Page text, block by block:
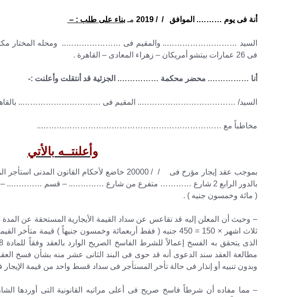
أنة فى يوم ………. الموافق / / 2019 مـ بناء على طلب : –
السيد ……………………….. والمقيم فى ………………….. ومحله المختار مكتب
فى 26 عمارات بيتشو أمريكان – زهراء المعادى – القاهرة .
أنا ……………. محضر محكمة ……………. الجزئية قد أنتقلت وأعلنت :-
السيد/ ……………………………….. المقيم فى …………………………..
مخاطباً مع ……………………………………………………………..
وأعلنتــه بالأتي
بموجب عقد إيجار مؤرخ فى / / 20000 خاضع لأحكام
( مائة وخمسون جنيه ) .
ثلاث اشهر × 150 = 450 جنيه ( فقط أربعمائة وخمسون جنيهاً ) قيمة
مطالعة العقد سند الدعوى أنه قد حوى فى البند الثانى عشر منه بشأن فسخ العقد
وبدون تنبيه أو إنذار فى حالة تأخر المستأجر فى سداد قسط واحد من قيمة
– مما مفاده أن شرطاً فاسخ صريح فى أعلى مراتبه القانونية التى أوردها